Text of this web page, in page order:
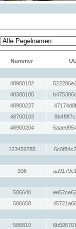
Nummer
48900102
48300105
48900237
48700103
48900204
123456785
906
586640
586650
586810